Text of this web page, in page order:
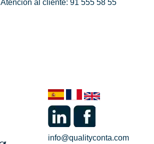
Atención al cliente: 91 555 58 55
info@qualityconta.com